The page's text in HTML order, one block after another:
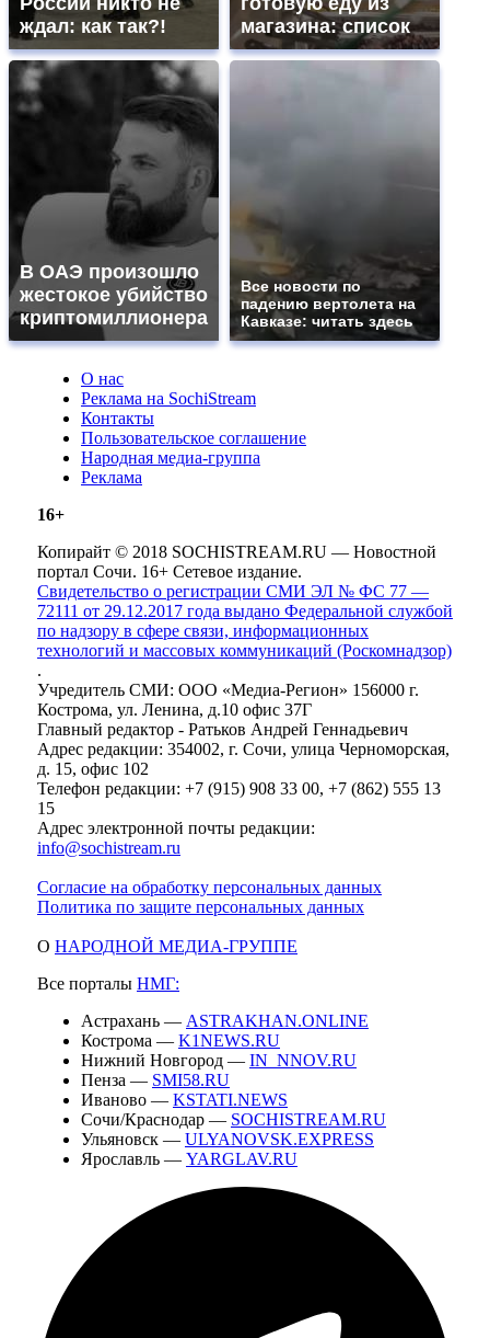
ждал: как так?!
магазина: список
В ОАЭ произошло
жестокое убийство
криптомиллионера
Все новости по
падению вертолета на
Кавказе: читать здесь
О нас
Реклама на SochiStream
Контакты
Пользовательское соглашение
Народная медиа-группа
Реклама
16+
Копирайт © 2018 SOCHISTREAM.RU — Новостной
портал Сочи. 16+ Сетевое издание.
Свидетельство о регистрации СМИ ЭЛ № ФС 77 —
72111 от 29.12.2017 года выдано Федеральной службой
по надзору в сфере связи, информационных
технологий и массовых коммуникаций (Роскомнадзор)
.
Учредитель СМИ: ООО «Медиа-Регион» 156000 г.
Кострома, ул. Ленина, д.10 офис 37Г
Главный редактор - Ратьков Андрей Геннадьевич
Адрес редакции: 354002, г. Сочи, улица Черноморская,
д. 15, офис 102
Телефон редакции: +7 (915) 908 33 00, +7 (862) 555 13
15
Адрес электронной почты редакции:
info@sochistream.ru
Согласие на обработку персональных данных
Политика по защите персональных данных
О НАРОДНОЙ МЕДИА-ГРУППЕ
Все порталы НМГ:
Астрахань — ASTRAKHAN.ONLINE
Кострома — K1NEWS.RU
Нижний Новгород — IN_NNOV.RU
Пенза — SMI58.RU
Иваново — KSTATI.NEWS
Сочи/Краснодар — SOCHISTREAM.RU
Ульяновск — ULYANOVSK.EXPRESS
Ярославль — YARGLAV.RU